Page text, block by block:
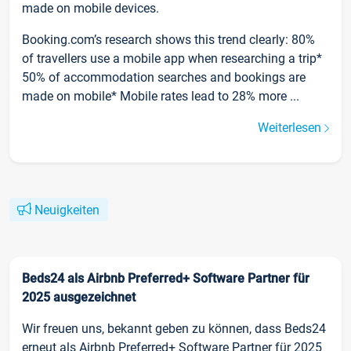
made on mobile devices.
Booking.com’s research shows this trend clearly: 80%
of travellers use a mobile app when researching a trip*
50% of accommodation searches and bookings are
made on mobile* Mobile rates lead to 28% more ...
Weiterlesen
Neuigkeiten
Beds24 als Airbnb Preferred+ Software Partner für
2025 ausgezeichnet
Wir freuen uns, bekannt geben zu können, dass Beds24
erneut als Airbnb Preferred+ Software Partner für 2025